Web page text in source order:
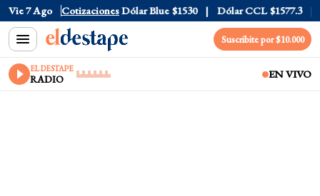
Vie 7 Ago Cotizaciones
Tarjeta $1976 Dólar Blue $1530 Dólar CCL $1577.3
Suscribite por $10.000
EL DESTAPE
RADIO EN VIVO